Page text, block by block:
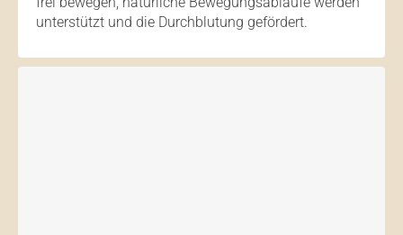
unterstützt und die Durchblutung gefördert.